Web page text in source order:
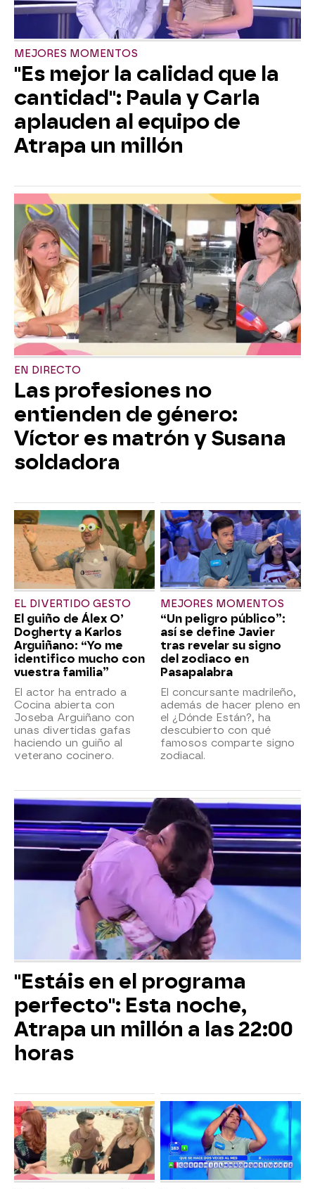
MEJORES MOMENTOS
"Es mejor la calidad que la
cantidad": Paula y Carla
aplauden al equipo de
Atrapa un millón
EN DIRECTO
Las profesiones no
entienden de género:
Víctor es matrón y Susana
soldadora
EL DIVERTIDO GESTO
El guiño de Álex O’
Dogherty a Karlos
Arguiñano: “Yo me
identifico mucho con
vuestra familia”
El actor ha entrado a
Cocina abierta con
Joseba Arguiñano con
unas divertidas gafas
haciendo un guiño al
veterano cocinero.
MEJORES MOMENTOS
“Un peligro público”:
así se define Javier
tras revelar su signo
del zodiaco en
Pasapalabra
El concursante madrileño,
además de hacer pleno en
el ¿Dónde Están?, ha
descubierto con qué
famosos comparte signo
zodiacal.
"Estáis en el programa
perfecto": Esta noche,
Atrapa un millón a las 22:00
horas